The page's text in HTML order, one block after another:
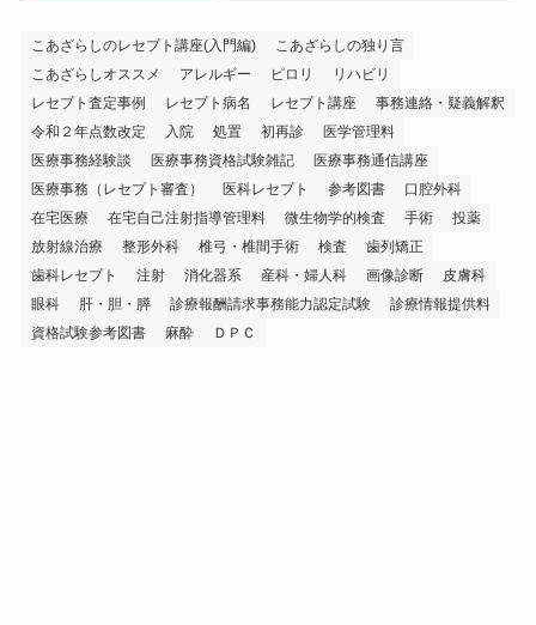
こあざらしのレセプト講座(入門編)
こあざらしの独り言
こあざらしオススメ
アレルギー ピロリ
リハビリ
レセプト査定事例
レセプト病名 レセプト講座
事務連絡・疑義解釈
令和２年点数改定
入院 処置 初再診
医学管理料
医療事務経験談
医療事務資格試験雑記
医療事務通信講座
医療事務（レセプト審査）
医科レセプト 参考図書
口腔外科
在宅医療
在宅自己注射指導管理料 微生物学的検査 手術
投薬
放射線治療
整形外科 椎弓・椎間手術 検査
歯列矯正
歯科レセプト
注射 消化器系 産科・婦人科 画像診断
皮膚科
眼科
肝・胆・膵 診療報酬請求事務能力認定試験
診療情報提供料
資格試験参考図書
麻酔 ＤＰＣ